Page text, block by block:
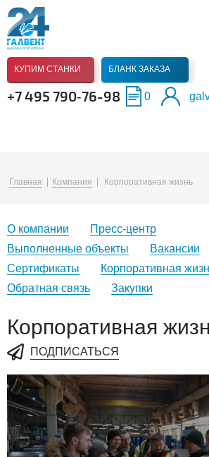
КУПИМ СТАНКИ БЛАНК ЗАКАЗА
+7 495 790‑76-98 0
Главная Компания Корпоративная жизнь
О компании
Пресс-центр
Выполненные объекты
Вакансии
Сертификаты
Корпоративная
Обратная связь
Закупки
Корпоративная
ПОДПИСАТЬСЯ